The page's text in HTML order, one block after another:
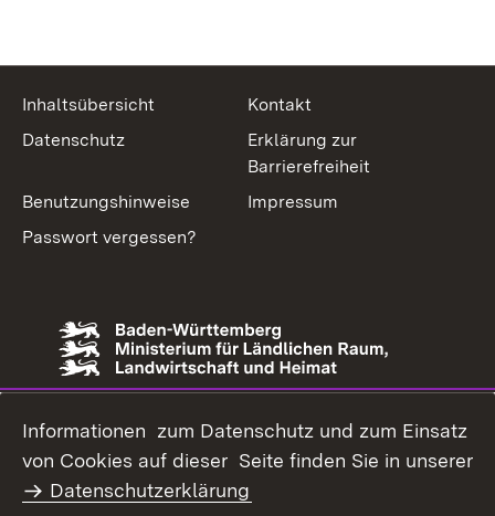
Inhaltsübersicht
Kontakt
Datenschutz
Erklärung zur
Barrierefreiheit
Benutzungshinweise
Impressum
Passwort vergessen?
Informationen zum Datenschutz und zum Einsatz
von Cookies auf dieser Seite finden Sie in unserer
Datenschutzerklärung